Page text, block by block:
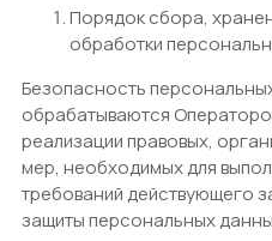
Порядок сбора,
обработки
Безопасность
обрабатываются
реализации правовых,
мер, необходимых для
требований действующего
защиты персональных